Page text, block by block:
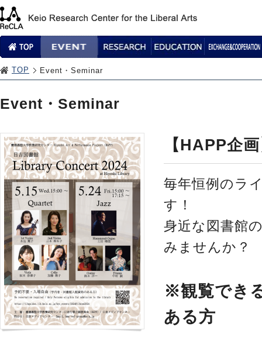
TOP Event・Seminar
Event・Seminar
【HAPP企
毎年恒例のラ
す！
身近な図書館
みませんか？
※観覧でき
ある方